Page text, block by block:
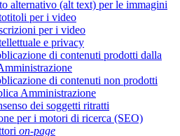
alternativo (alt text) per le immagini
per i video
per i video
e privacy
di contenuti prodotti dalla
di contenuti non prodotti
Amministrazione
dei soggetti ritratti
per i motori di ricerca (SEO)
on-page